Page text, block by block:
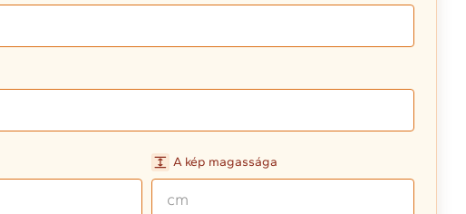
A kép magassága